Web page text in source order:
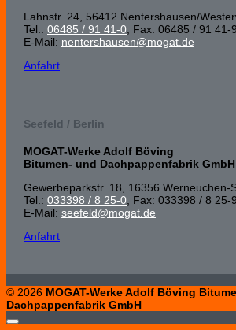
Lahnstr. 24, 56412 Nenters­hausen/
Tel.: 06485 / 91 41-0 , Fax: 06485 / 91 41-
E-Mail: nentershausen@mogat.de
Anfahrt
Seefeld / Berlin
MOGAT-Werke Adolf Böving
Bitumen- und Dachpappenfabrik GmbH
Gewerbeparkstr. 18, 16356 Werneuchen-
Tel.: 033398 / 8 25-0 , Fax: 033398 / 8 25-
E-Mail: seefeld@mogat.de
Anfahrt
© 2026 MOGAT-Werke Adolf Böving
Dachpappenfabrik GmbH